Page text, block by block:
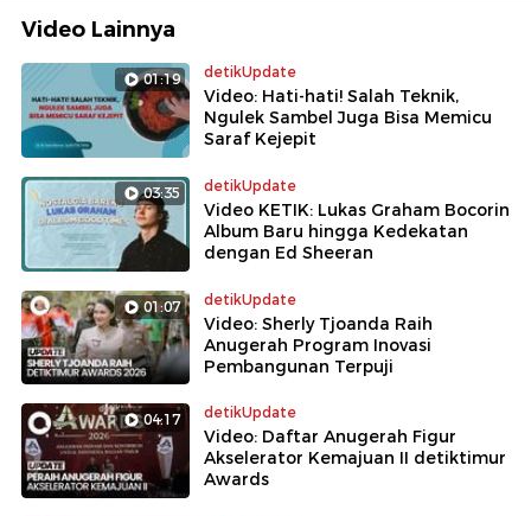
Video Lainnya
01:19 detikUpdate
Video: Hati-hati! Salah Teknik,
Ngulek Sambel Juga Bisa Memicu
Saraf Kejepit
03:35 detikUpdate
Video KETIK: Lukas Graham Bocorin
Album Baru hingga Kedekatan
dengan Ed Sheeran
01:07 detikUpdate
Video: Sherly Tjoanda Raih
Anugerah Program Inovasi
Pembangunan Terpuji
04:17 detikUpdate
Video: Daftar Anugerah Figur
Akselerator Kemajuan II detiktimur
Awards